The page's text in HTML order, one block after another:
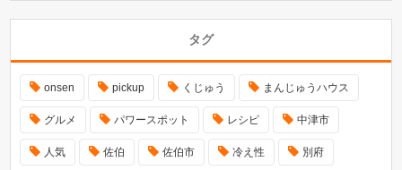
タグ
onsen pickup くじゅう まんじゅうハウス
グルメ パワースポット レシピ 中津市
人気 佐伯 佐伯市 冷え性 別府